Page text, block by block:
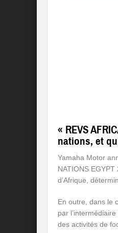
« REVS
nations, et
Yamaha Motor
NATIONS
d’Afrique,
En outre, dans le
par
des activités de